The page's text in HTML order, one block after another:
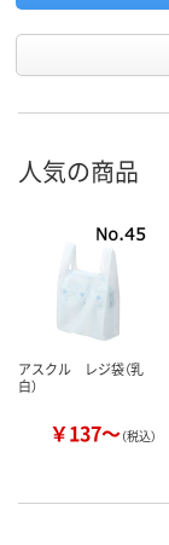
商品環境
人気の商品
アスクル レジ袋（乳
白）
￥137～（税込）